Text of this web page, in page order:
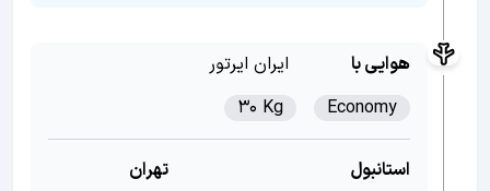
هوایی با
ایران ایرتور
Economy
30 Kg
استانبول
تهران